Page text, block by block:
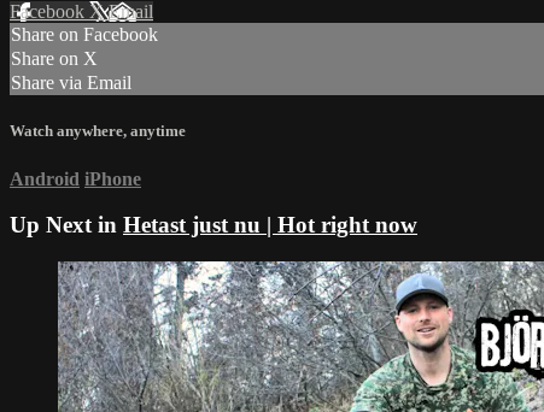
Facebook XEmail
Share on Facebook
Share on X
Share via Email
Watch anywhere, anytime
Android iPhone
Up Next in Hetast just nu | Hot right now